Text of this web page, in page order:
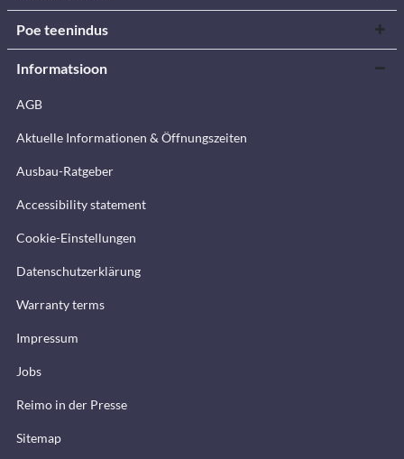
Poe teenindus
Informatsioon
AGB
Aktuelle Informationen & Öffnungszeiten
Ausbau-Ratgeber
Accessibility statement
Cookie-Einstellungen
Datenschutzerklärung
Warranty terms
Impressum
Jobs
Reimo in der Presse
Sitemap